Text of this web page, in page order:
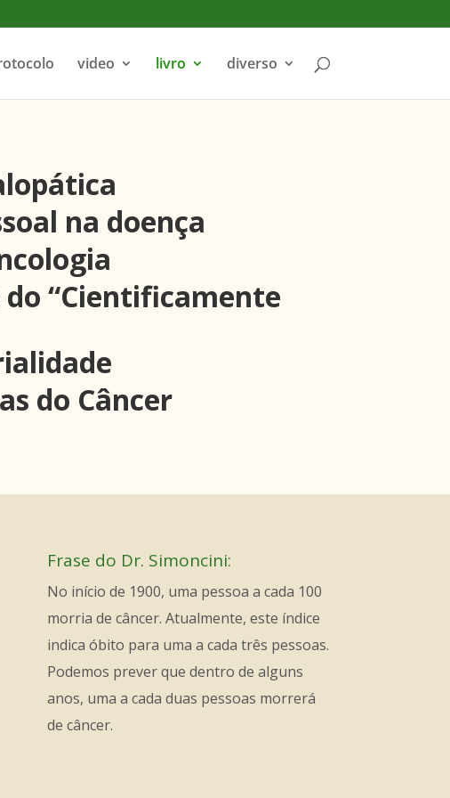
video livro diverso
na doença
“Cientificamente
do Câncer
Frase do Dr. Simoncini:
No início de 1900, uma pessoa a cada 100
morria de câncer. Atualmente, este índice
indica óbito para uma a cada três pessoas.
Podemos prever que dentro de alguns
anos, uma a cada duas pessoas morrerá
de câncer.